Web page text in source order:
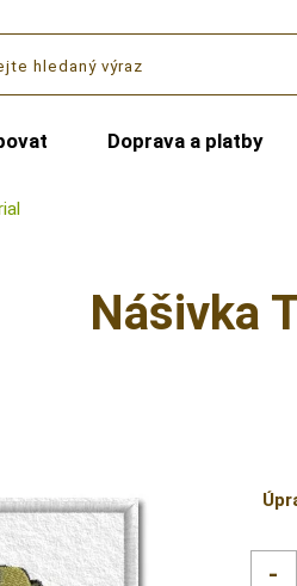
Doprava a platby
Nášivka